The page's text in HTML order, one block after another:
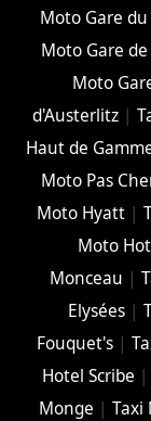
Moto Gare
Moto Gare
Moto
d'Austerlitz|
Haut de
Moto Pas
Moto Hyatt |
Moto
Monceau |
Elysées |
Fouquet's|
Hotel Scribe
Monge |Taxi